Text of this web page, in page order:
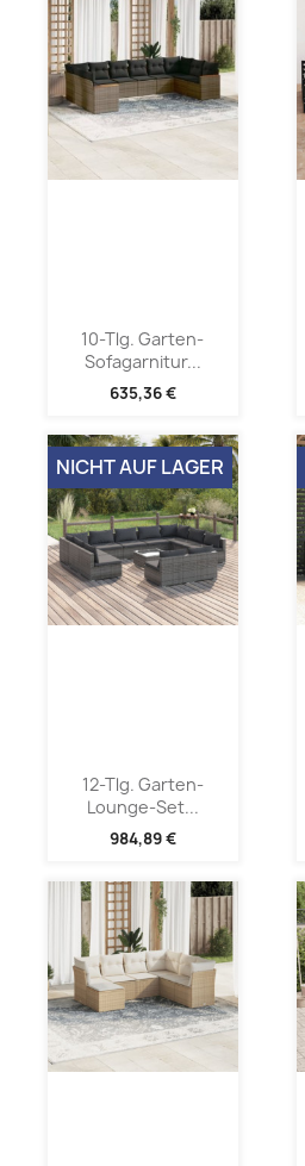
10-Tlg. Garten-
Sofagarnitur...
635,36 €
12-Tlg. Garten-
Lounge-Set...
984,89 €
NICHT AUF LAGER